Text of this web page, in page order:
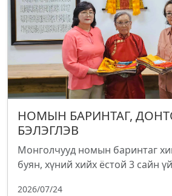
НОМЫН БАРИНТАГ,
БЭЛЭГЛЭВ
Монголчууд номын баринтаг
буян, хүний хийх ёстой 3 сайн
2026/07/24